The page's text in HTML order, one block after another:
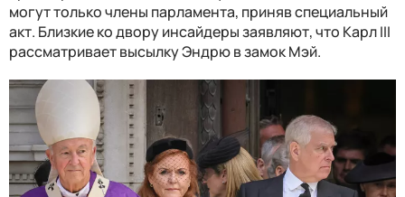
могут только члены парламента, приняв специальный
акт. Близкие ко двору инсайдеры заявляют, что Карл III
рассматривает высылку Эндрю в замок Мэй.